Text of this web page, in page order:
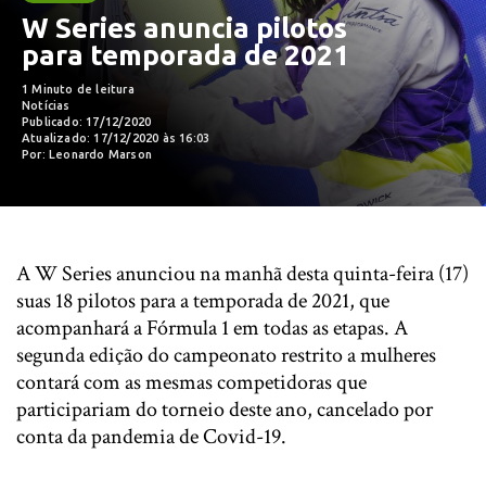
W Series anuncia pilotos
para temporada de 2021
1 Minuto de leitura
Notícias
Publicado: 17/12/2020
Atualizado: 17/12/2020 às 16:03
Por: Leonardo Marson
A W Series anunciou na manhã desta quinta-feira (17)
suas 18 pilotos para a temporada de 2021, que
acompanhará a Fórmula 1 em todas as etapas. A
segunda edição do campeonato restrito a mulheres
contará com as mesmas competidoras que
participariam do torneio deste ano, cancelado por
conta da pandemia de Covid-19.